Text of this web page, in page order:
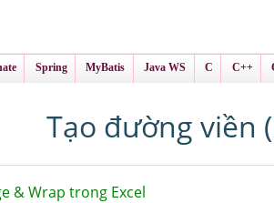
Spring MyBatis Java WS C C++
Tạo đường viền
& Wrap trong Excel